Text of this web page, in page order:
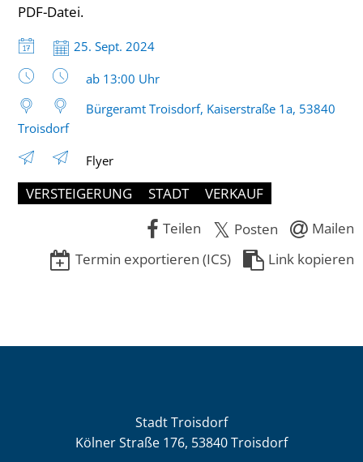
PDF-Datei.
Datum:
25. Sept. 2024
Uhrzeit:
ab 13:00 Uhr
Bürgeramt Troisdorf, Kaiserstraße 1a, 53840
Troisdorf
Flyer
VERSTEIGERUNG STADT
VERKAUF
Teilen
Posten
Mailen
Termin exportieren (ICS)
Link kopieren
Stadt Troisdorf
Kölner Straße 176, 53840 Troisdorf